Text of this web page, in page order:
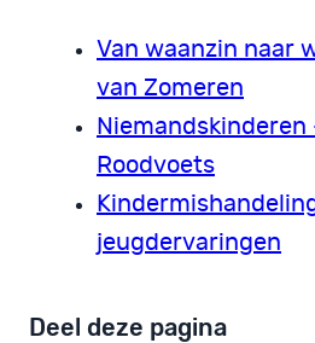
Van waanzin naar
van Zomeren
Niemandskinderen
Roodvoets
jeugdervaringen
Deel deze pagina